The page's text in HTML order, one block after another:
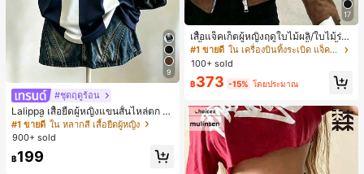
9
#ชุดฤดูร้อน
Lalippa เสื้อยืดผู้หญิงแขนสั้นไหล่ตก ค
อวีปกเสื้อ ลายพิมพ์ดิจิทัลลายทาง สไตล์
สปอร์ตแฟชั่นมินิมอล ของขวัญสำหรับเ
พื่อน
#1 ขายดี ใน หลากสี เสื้อยืดผู้หญิง
900+ sold
฿199
17
เสื้อแจ็คเก็ตผู้หญิงฤดูใบไม้ผลิ/ใบไม้ร่วง
สีพื้น หนังเทียม สไตล์ปกคอเสื้อ ซิปขึ้น
แขนยาว สไตล์ลำลอง วิทยาลัย สนามบิ
น เสื้อนอก สีน้ำตาล สไตล์สบายๆ ฤดูใบ
ไม้ร่วง
#1 ขายดี
ใน เครื่องบินทิ้งระเบิด แจ็คเก็ตผู้หญิง
100+ sold
฿373 -15% โดยประมาณ